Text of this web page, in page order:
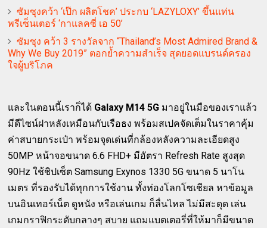
ซัมซุงคว้า ‘เป๊ก ผลิตโชค’ ประกบ ‘LAZYLOXY’ ขึ้นแท่น
พรีเซ็นเตอร์ ‘กาแลคซี่ เอ 50’
ซัมซุง คว้า 3 รางวัลจาก “Thailand’s Most Admired Brand &
Why We Buy 2019” ตอกย้ำความสำเร็จ สุดยอดแบรนด์ครอง
ใจผู้บริโภค
และในตอนนี้เราก็ได้ Galaxy M14 5G มาอยู่ในมือของเราแล้ว
มีดีไซน์ฝาหลังเหมือนกับเรือธง พร้อมสเปคจัดเต็มในราคาคุ้ม
ค่าสบายกระเป๋า พร้อมจุดเด่นที่กล้องหลังความละเอียดสูง
50MP หน้าจอขนาด 6.6 FHD+ มีอัตรา Refresh Rate สูงสุด
90Hz ใช้ชิปเซ็ต Samsung Exynos 1330 5G ขนาด 5 นาโน
เมตร ที่รองรับได้ทุกการใช้งาน ทั้งท่องโลกโซเชียล หาข้อมูล
บนอินเทอร์เน็ต ดูหนัง หรือเล่นเกม ก็ลื่นไหล ไม่มีสะดุด เล่น
เกมกราฟิกระดับกลางๆ สบาย แถมแบตเตอรี่ที่ให้มาก็มีขนาด